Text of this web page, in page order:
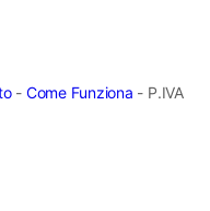
- Come Funziona - P.IVA